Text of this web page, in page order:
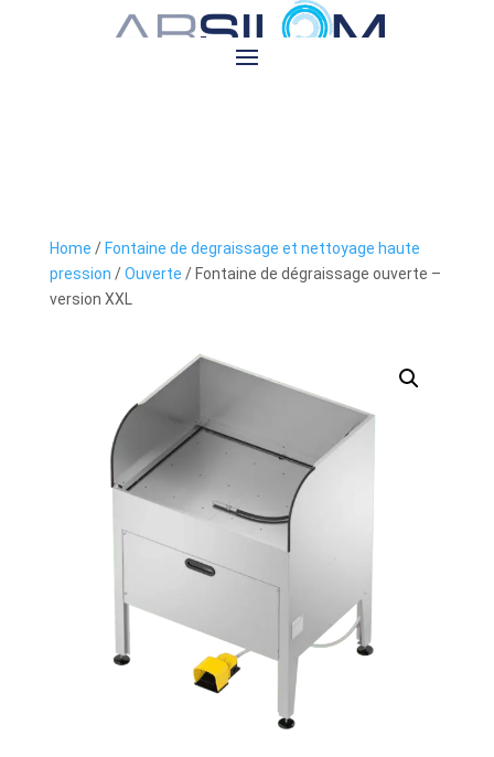
Home /Fontaine de degraissage et nettoyage haute
pression /Ouverte / Fontaine de dégraissage ouverte –
version XXL